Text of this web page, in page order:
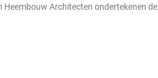
Architecten ondertekenen de